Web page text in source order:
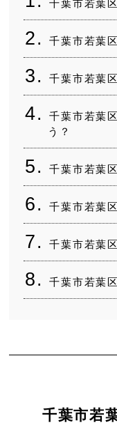
千葉市若葉
千葉市若葉
千葉市若葉
千葉市若葉
う？
千葉市若葉
千葉市若葉
千葉市若葉
千葉市若葉
千葉市若